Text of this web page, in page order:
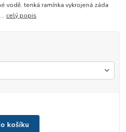
vodě. tenká ramínka vykrojená záda
celý popis
košíku